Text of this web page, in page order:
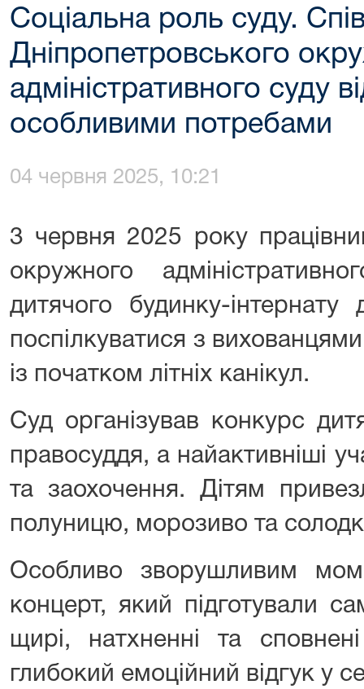
Соціальна роль суду.
Дніпропетровського
адміністративного суду
особливими потребами
04 червня 2025, 10:21
3 червня 2025 року
окружного
дитячого будинку-
поспілкуватися з
із початком літніх канікул.
Суд організував конкурс
правосуддя, а найактивніші
та заохочення. Дітям
полуницю, морозиво та
Особливо зворушливим
концерт, який підготували
щирі, натхненні та
глибокий емоційний відгук у